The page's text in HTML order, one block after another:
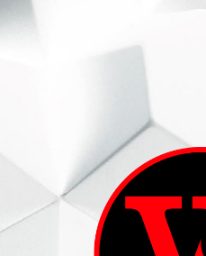
ВИННЫЙ СКЛАД